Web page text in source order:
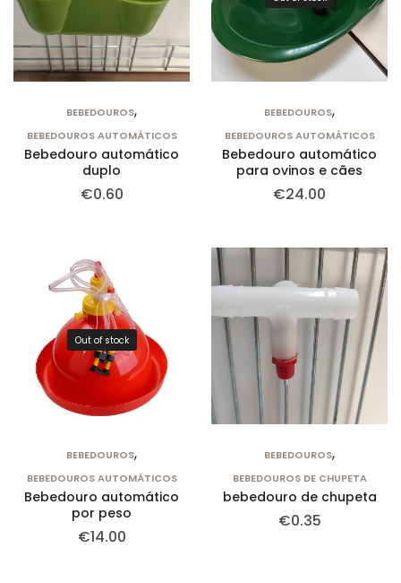
BEBEDOUROS,
BEBEDOUROS AUTOMÁTICOS
Bebedouro automático
duplo
€0.60
BEBEDOUROS,
BEBEDOUROS AUTOMÁTICOS
Bebedouro automático
para ovinos e cães
€24.00
Out of stock
BEBEDOUROS,
BEBEDOUROS AUTOMÁTICOS
Bebedouro automático
por peso
€14.00
BEBEDOUROS,
BEBEDOUROS DE CHUPETA
bebedouro de chupeta
€0.35